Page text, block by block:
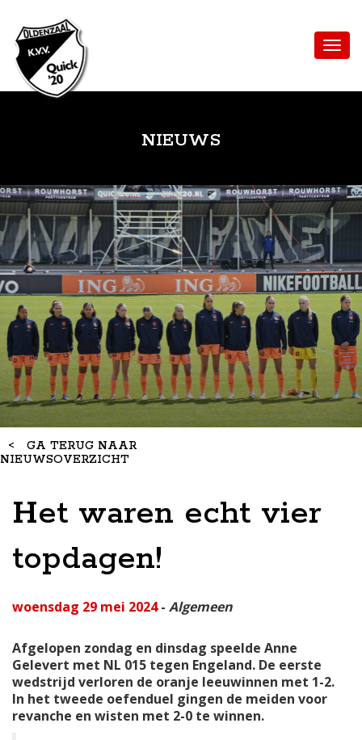
NIEUWS
< GA TERUG NAAR
NIEUWSOVERZICHT
Het waren echt vier
topdagen!
woensdag 29 mei 2024- Algemeen
Afgelopen zondag en dinsdag speelde Anne
Gelevert met NL 015 tegen Engeland. De eerste
wedstrijd verloren de oranje leeuwinnen met 1-2.
In het tweede oefenduel gingen de meiden voor
revanche en wisten met 2-0 te winnen.